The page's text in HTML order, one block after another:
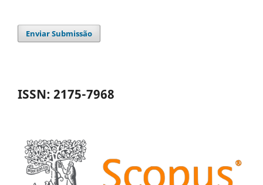
Enviar Submissão
ISSN: 2175-7968